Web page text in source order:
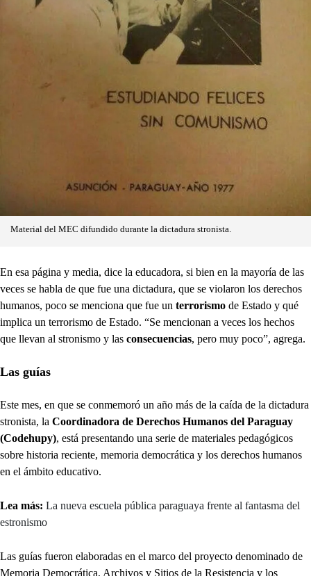
Material del MEC difundido durante la dictadura stronista.
En esa página y media, dice la educadora, si bien en la mayoría de las
veces se habla de que fue una dictadura, que se violaron los derechos
humanos, poco se menciona que fue un terrorismo de Estado y qué
implica un terrorismo de Estado. “Se mencionan a veces los hechos
que llevan al stronismo y las consecuencias, pero muy poco”, agrega.
Las guías
Este mes, en que se conmemoró un año más de la caída de la dictadura
stronista, la Coordinadora de Derechos Humanos del Paraguay
(Codehupy), está presentando una serie de materiales pedagógicos
sobre historia reciente, memoria democrática y los derechos humanos
en el ámbito educativo.
Lea más: La nueva escuela pública paraguaya frente al fantasma del
estronismo
Las guías fueron elaboradas en el marco del proyecto denominado de
Memoria Democrática, Archivos y Sitios de la Resistencia y los